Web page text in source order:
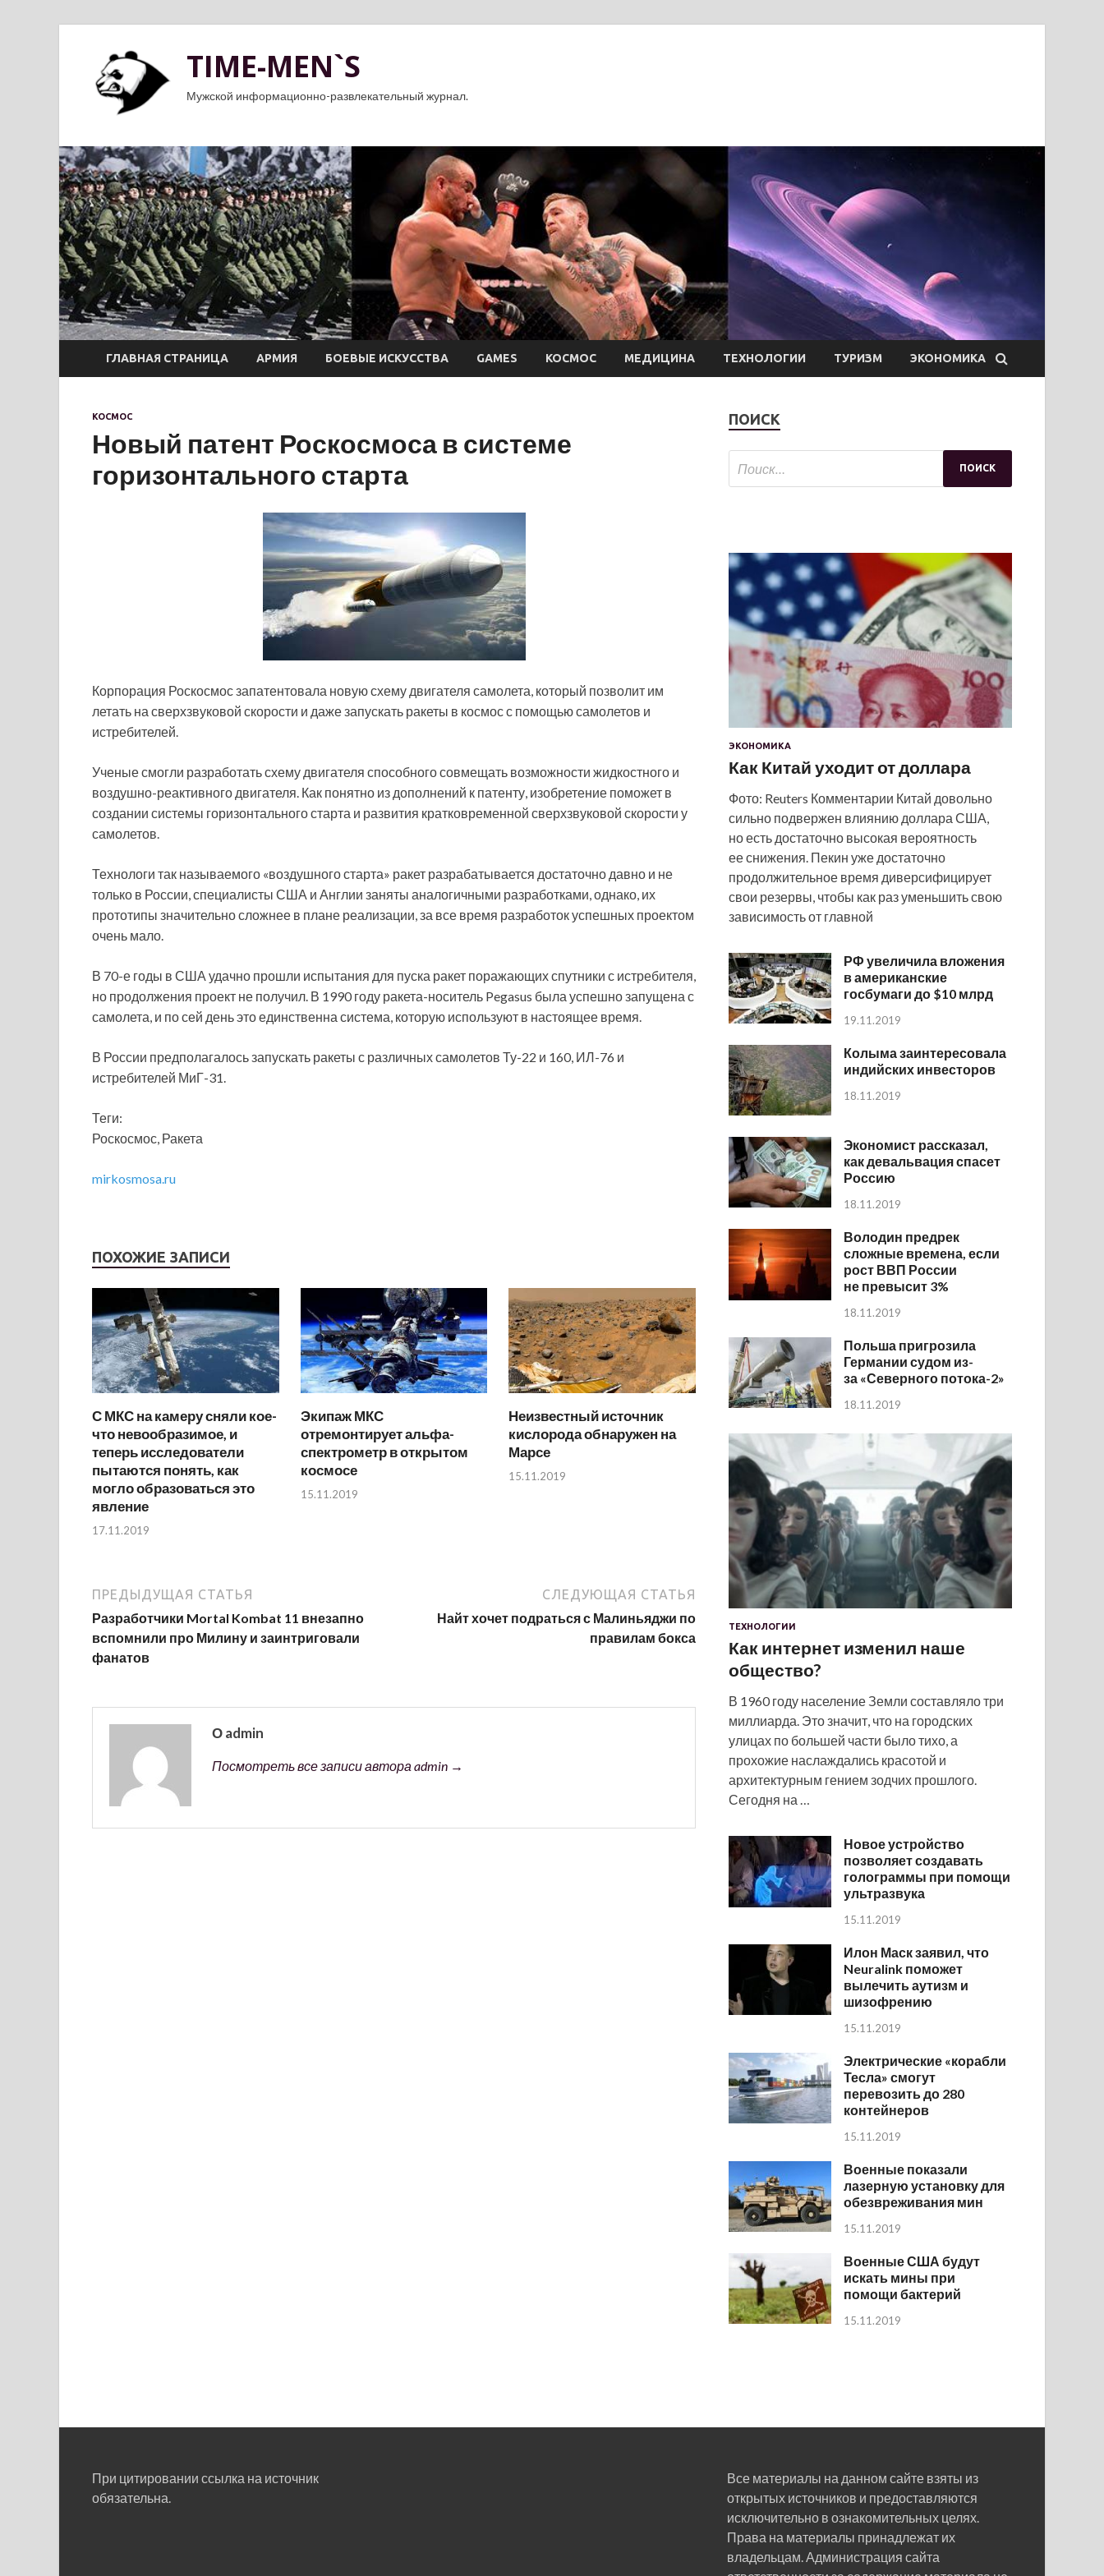
TIME-MEN`S
Мужской информационно-развлекательный журнал.
ГЛАВНАЯ СТРАНИЦА АРМИЯ БОЕВЫЕ ИСКУССТВА GAMES КОСМОС МЕДИЦИНА ТЕХНОЛОГИИ ТУРИЗМ ЭКОНОМИКА
КОСМОС
Новый патент Роскосмоса в системе
горизонтального старта
Корпорация Роскосмос запатентовала новую схему двигателя самолета, который позволит им
летать на сверхзвуковой скорости и даже запускать ракеты в космос с помощью самолетов и
истребителей.
Ученые смогли разработать схему двигателя способного совмещать возможности жидкостного и
воздушно-реактивного двигателя. Как понятно из дополнений к патенту, изобретение поможет в
создании системы горизонтального старта и развития кратковременной сверхзвуковой скорости у
самолетов.
Технологи так называемого «воздушного старта» ракет разрабатывается достаточно давно и не
только в России, специалисты США и Англии заняты аналогичными разработками, однако, их
прототипы значительно сложнее в плане реализации, за все время разработок успешных проектом
очень мало.
В 70-е годы в США удачно прошли испытания для пуска ракет поражающих спутники с истребителя,
но продолжения проект не получил. В 1990 году ракета-носитель Pegasus была успешно запущена с
самолета, и по сей день это единственна система, которую используют в настоящее время.
В России предполагалось запускать ракеты с различных самолетов Ту-22 и 160, ИЛ-76 и
истребителей МиГ-31.
Теги:
Роскосмос, Ракета
mirkosmosa.ru
ПОХОЖИЕ ЗАПИСИ
С МКС на камеру сняли кое-
что невообразимое, и
теперь исследователи
пытаются понять, как
могло образоваться это
явление
17.11.2019
Экипаж МКС
отремонтирует альфа-
спектрометр в открытом
космосе
15.11.2019
Неизвестный источник
кислорода обнаружен на
Марсе
15.11.2019
ПРЕДЫДУЩАЯ СТАТЬЯ
Разработчики Mortal Kombat 11 внезапно
вспомнили про Милину и заинтриговали
фанатов
СЛЕДУЮЩАЯ СТАТЬЯ
Найт хочет подраться с Малиньяджи по
правилам бокса
О admin
Посмотреть все записи автора admin →
ПОИСК
ЭКОНОМИКА
Как Китай уходит от доллара
Фото: Reuters Комментарии Китай довольно
сильно подвержен влиянию доллара США,
но есть достаточно высокая вероятность
ее снижения. Пекин уже достаточно
продолжительное время диверсифицирует
свои резервы, чтобы как раз уменьшить свою
зависимость от главной
РФ увеличила вложения
в американские
госбумаги до $10 млрд
19.11.2019
Колыма заинтересовала
индийских инвесторов
18.11.2019
Экономист рассказал,
как девальвация спасет
Россию
18.11.2019
Володин предрек
сложные времена, если
рост ВВП России
не превысит 3%
18.11.2019
Польша пригрозила
Германии судом из-
за «Северного потока-2»
18.11.2019
ТЕХНОЛОГИИ
Как интернет изменил наше
общество?
В 1960 году население Земли составляло три
миллиарда. Это значит, что на городских
улицах по большей части было тихо, а
прохожие наслаждались красотой и
архитектурным гением зодчих прошлого.
Сегодня на …
Новое устройство
позволяет создавать
голограммы при помощи
ультразвука
15.11.2019
Илон Маск заявил, что
Neuralink поможет
вылечить аутизм и
шизофрению
15.11.2019
Электрические «корабли
Тесла» смогут
перевозить до 280
контейнеров
15.11.2019
Военные показали
лазерную установку для
обезвреживания мин
15.11.2019
Военные США будут
искать мины при
помощи бактерий
15.11.2019
При цитировании ссылка на источник
обязательна.
Все материалы на данном сайте взяты из
открытых источников и предоставляются
исключительно в ознакомительных целях.
Права на материалы принадлежат их
владельцам. Администрация сайта